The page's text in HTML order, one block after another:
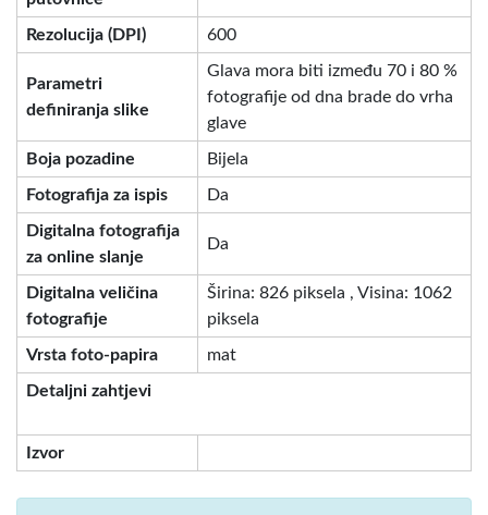
Rezolucija (DPI) 600
Parametri
definiranja slike
Glava mora biti između 70 i 80 %
fotografije od dna brade do vrha
glave
Boja pozadine Bijela
Fotografija za ispis Da
Digitalna fotografija
za online slanje
Da
Digitalna veličina
fotografije
Širina: 826 piksela , Visina: 1062
piksela
Vrsta foto-papira mat
Detaljni zahtjevi
Izvor